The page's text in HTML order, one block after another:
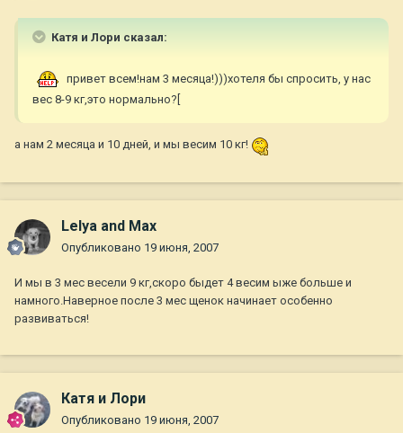
Катя и Лори сказал:
привет всем!нам 3 месяца!)))хотеля бы спросить, у нас
вес 8-9 кг,это нормально?[
а нам 2 месяца и 10 дней, и мы весим 10 кг!
Lelya and Max
Опубликовано 19 июня, 2007
И мы в 3 мес весели 9 кг,скоро быдет 4 весим ыже больше и
намного.Наверное после 3 мес щенок начинает особенно
развиваться!
Катя и Лори
Опубликовано 19 июня, 2007